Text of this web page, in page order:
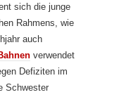
sich die junge
Rahmens, wie
auch
verwendet
Defiziten im
Schwester